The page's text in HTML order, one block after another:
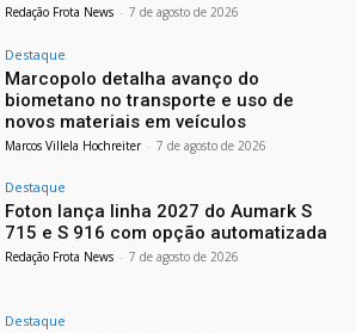
Redação Frota News - 7 de agosto de 2026
Destaque
Marcopolo detalha avanço do
biometano no transporte e uso de
novos materiais em veículos
Marcos Villela Hochreiter - 7 de agosto de 2026
Destaque
Foton lança linha 2027 do Aumark S
715 e S 916 com opção automatizada
Redação Frota News - 7 de agosto de 2026
Destaque